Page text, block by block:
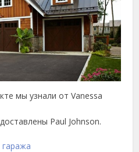
мы узнали от Vanessa
Paul Johnson.